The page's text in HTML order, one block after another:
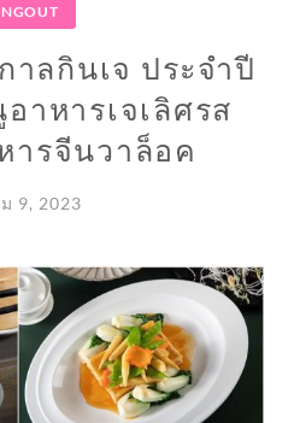
าลกินเจ ประจำปี
าหารเจเลิศรส
ารจีนวาล็อค
9, 2023